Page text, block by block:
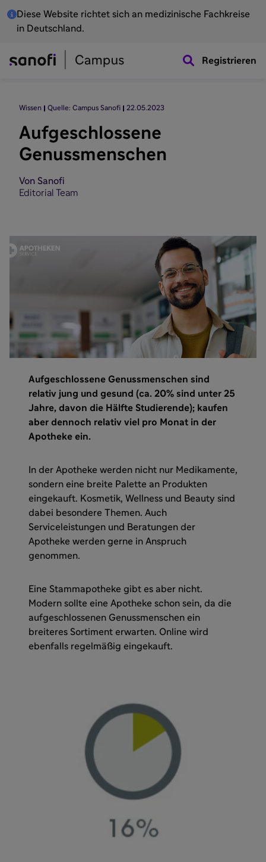
Diese Website richtet sich an medizinische Fachkreise
in Deutschland.
Registrieren
Wissen Quelle: Campus Sanofi 22.05.2023
Aufgeschlossene
Genussmenschen
Von Sanofi
Editorial Team
Aufgeschlossene Genussmenschen sind
relativ jung und gesund (ca. 20% sind unter 25
Jahre, davon die Hälfte Studierende); kaufen
aber dennoch relativ viel pro Monat in der
Apotheke ein.
In der Apotheke werden nicht nur Medikamente,
sondern eine breite Palette an Produkten
eingekauft. Kosmetik, Wellness und Beauty sind
dabei besondere Themen. Auch
Serviceleistungen und Beratungen der
Apotheke werden gerne in Anspruch
genommen.
Eine Stammapotheke gibt es aber nicht.
Modern sollte eine Apotheke schon sein, da die
aufgeschlossenen Genussmenschen ein
breiteres Sortiment erwarten. Online wird
ebenfalls regelmäßig eingekauft.